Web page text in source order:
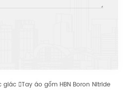
giác Tay áo gốm HBN Boron Nitride